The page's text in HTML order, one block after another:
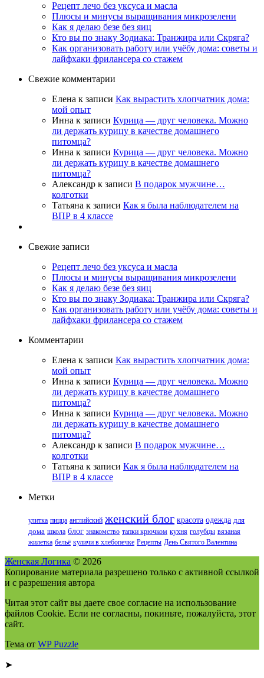
Рецепт лечо без уксуса и масла
Плюсы и минусы выращивания микрозелени
Как я делаю безе без яиц
Кто вы по знаку Зодиака: Транжира или Скряга?
Как организовать работу или учёбу дома: советы и
лайфхаки фрилансера со стажем
Свежие комментарии
Елена к записи Как вырастить хлопчатник дома:
мой опыт
Инна к записи Курица — друг человека. Можно
ли держать курицу в качестве домашнего
питомца?
Инна к записи Курица — друг человека. Можно
ли держать курицу в качестве домашнего
питомца?
Александр к записи В подарок мужчине…
колготки
Татьяна к записи Как я была наблюдателем на
ВПР в 4 классе
Свежие записи
Рецепт лечо без уксуса и масла
Плюсы и минусы выращивания микрозелени
Как я делаю безе без яиц
Кто вы по знаку Зодиака: Транжира или Скряга?
Как организовать работу или учёбу дома: советы и
лайфхаки фрилансера со стажем
Комментарии
Елена к записи Как вырастить хлопчатник дома:
мой опыт
Инна к записи Курица — друг человека. Можно
ли держать курицу в качестве домашнего
питомца?
Инна к записи Курица — друг человека. Можно
ли держать курицу в качестве домашнего
питомца?
Александр к записи В подарок мужчине…
колготки
Татьяна к записи Как я была наблюдателем на
ВПР в 4 классе
Метки
улитка пицца английский женский блог красота одежда для
дома школа блог знакомство тапки крючком кухня голубцы вязаная
жилетка бельё куличи в хлебопечке Рецепты День Святого Валентина
Женская Логика © 2026
Копирование материала разрешено только с активной ссылкой
и с разрешения автора
Читая этот сайт вы даете свое согласие на использование
файлов Cookie. Если не согласны, покиньте, пожалуйста, этот
сайт.
Тема от WP Puzzle
➤